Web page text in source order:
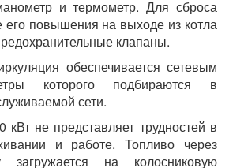
и термометр. Для сброса
его повышения на выходе из котла
клапаны.
обеспечивается сетевым
которого подбираются в
сети.
кВт не представляет трудностей в
и работе. Топливо через
загружается на колосниковую